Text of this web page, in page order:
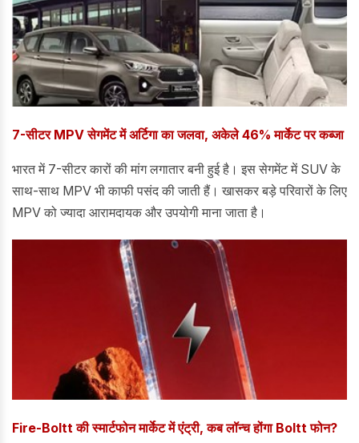
7-सीटर MPV सेगमेंट में अर्टिगा का जलवा, अकेले 46% मार्केट पर कब्जा
भारत में 7-सीटर कारों की मांग लगातार बनी हुई है। इस सेगमेंट में SUV के
साथ-साथ MPV भी काफी पसंद की जाती हैं। खासकर बड़े परिवारों के लिए
MPV को ज्यादा आरामदायक और उपयोगी माना जाता है।
Fire-Boltt की स्मार्टफोन मार्केट में एंट्री, कब लॉन्च होंगा Boltt फोन?